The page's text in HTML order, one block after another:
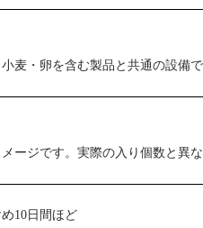
麦・卵を含む製品と共通の設備で
ージです。実際の入り個数と異
10日間ほど